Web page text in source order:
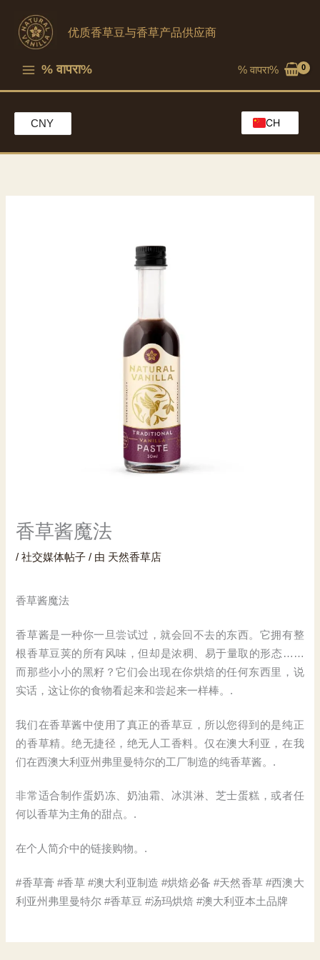
优质香草豆与香草产品供应商
% वापरा% % वापरा%
CNY
CH
香草酱魔法
/社交媒体帖子 / 由 天然香草店
香草酱魔法
香草酱是一种你一旦尝试过，就会回不去的东西。它拥有整
根香草豆荚的所有风味，但却是浓稠、易于量取的形态……
而那些小小的黑籽？它们会出现在你烘焙的任何东西里，说
实话，这让你的食物看起来和尝起来一样棒。.
我们在香草酱中使用了真正的香草豆，所以您得到的是纯正
的香草精。绝无捷径，绝无人工香料。仅在澳大利亚，在我
们在西澳大利亚州弗里曼特尔的工厂制造的纯香草酱。.
非常适合制作蛋奶冻、奶油霜、冰淇淋、芝士蛋糕，或者任
何以香草为主角的甜点。.
在个人简介中的链接购物。.
#香草膏 #香草 #澳大利亚制造 #烘焙必备 #天然香草 #西澳大
利亚州弗里曼特尔 #香草豆 #汤玛烘焙 #澳大利亚本土品牌